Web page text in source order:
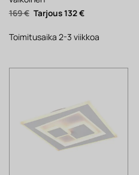
169€ Alkuperäinen
hinta
169 €.
132€Nykyinen
132 €.
Toimitusaika 2-3 viikkoa